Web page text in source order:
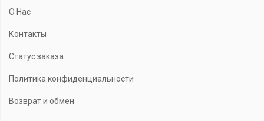
О Нас
Контакты
Статус заказа
Политика конфиденциальности
Возврат и обмен